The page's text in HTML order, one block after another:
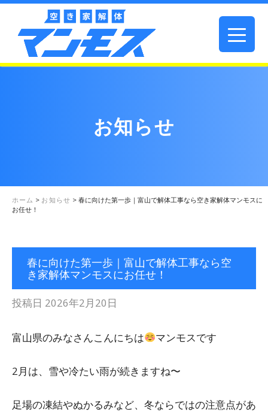
お知らせ
ホーム > お知らせ > 春に向けた第一歩｜富山で解体工事なら空き家解体マンモスに
お任せ！
春に向けた第一歩｜富山で解体工事なら空
き家解体マンモスにお任せ！
投稿日 2026年2月20日
富山県のみなさんこんにちは マンモスです
2月は、雪や冷たい雨が続きますね〜
足場の凍結やぬかるみなど、冬ならではの注意点があ